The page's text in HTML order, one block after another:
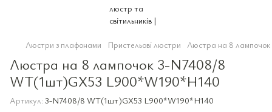
Люстри з плафонами Пристельові люстри Люстра на 8
Люстра на 8 лампочок 3-N7408/8
WT(1шт)GX53 L900*W190*H140
Артикул: 3-N7408/8 WT(1шт)GX53 L900*W190*H140